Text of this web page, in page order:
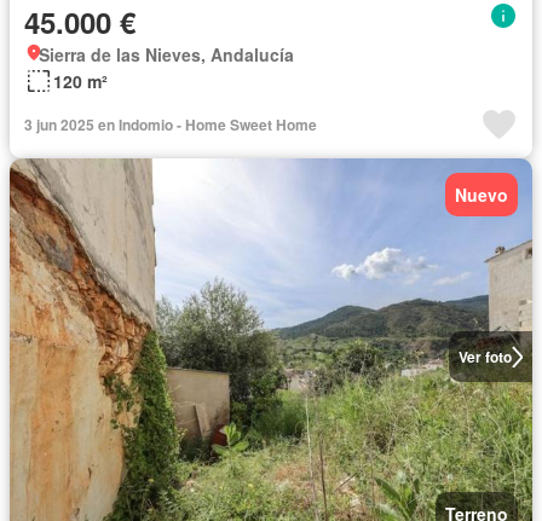
45.000 €
Sierra de las Nieves, Andalucía
120 m²
3 jun 2025 en Indomio - Home Sweet Home
Ver foto
Nuevo
Terreno